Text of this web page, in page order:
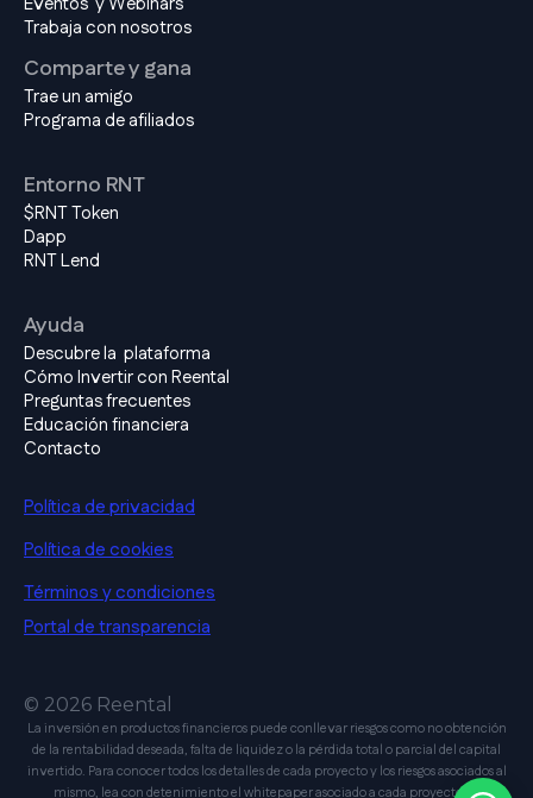
Trabaja con nosotros
Comparte y gana
Trae un amigo
Programa de afiliados
Entorno RNT
$RNT Token
Dapp
RNT Lend
Ayuda
Descubre la plataforma
Cómo Invertir con Reental
Preguntas frecuentes
Educación financiera
Contacto
Política de privacidad
Política de cookies
Términos y condiciones
Portal de transparencia
© 2026 Reental
La inversión en productos financieros puede conllevar riesgos como no obtención
de la rentabilidad deseada, falta de liquidez o la pérdida total o parcial del capital
invertido. Para conocer todos los detalles de cada proyecto y los riesgos asociados al
mismo, lea con detenimiento el whitepaper asociado a cada proyecto en